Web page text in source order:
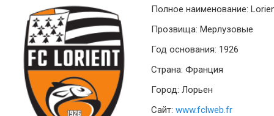
Полное наименование:
Прозвища: Мерлузовые
Год основания: 1926
Страна: Франция
Город: Лорьен
Сайт: www.fclweb.fr